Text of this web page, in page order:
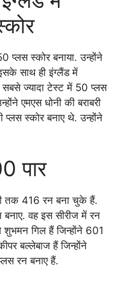
प्लस स्कोर बनाया. उन्होंने
साथ ही इंग्लैंड में
ज्यादा टेस्ट में 50 प्लस
एमएस धोनी की बराबरी
प्लस स्कोर बनाए थे. उन्होंने
पार
तक 416 रन बना चुके हैं.
वह इस सीरीज में रन
गिल हैं जिन्होंने 601
बल्लेबाज हैं जिन्होंने
रन बनाए हैं.